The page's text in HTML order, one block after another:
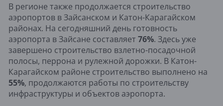
В регионе также продолжается строительство
аэропортов в Зайсанском и Катон-Карагайском
районах. На сегодняшний день готовность
аэропорта в Зайсане составляет 76%. Здесь уже
завершено строительство взлетно-посадочной
полосы, перрона и рулежной дорожки. В Катон-
Карагайском районе строительство выполнено на
55%, продолжаются работы по строительству
инфраструктуры и объектов аэропорта.